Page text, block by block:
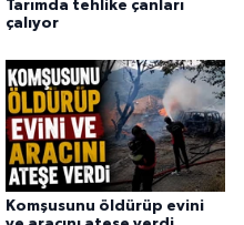
Tarımda tehlike çanları
çalıyor
Komşusunu öldürüp evini